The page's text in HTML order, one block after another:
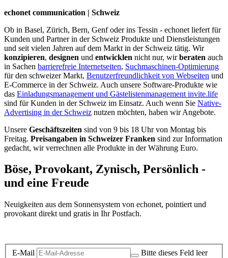
echonet communication | Schweiz
Ob in Basel, Zürich, Bern, Genf oder ins Tessin - echonet liefert für
Kunden und Partner in der Schweiz Produkte und Dienstleistungen
und seit vielen Jahren auf dem Markt in der Schweiz tätig. Wir
konzipieren, designen und entwicklen nicht nur, wirberaten auch
in Sachen barrierefreie Internetseiten, Suchmaschinen-Optimierung
für den schweizer Markt, Benutzerfreundlichkeit von Webseiten und
E-Commerce in der Schweiz. Auch unsere Software-Produkte wie
das Einladungsmanagement und Gästelistenmanagement invite.life
sind für Kunden in der Schweiz im Einsatz. Auch wenn Sie Native-
Advertising in der Schweiz nutzen möchten, haben wir Angebote.
Unsere Geschäftszeiten sind von 9 bis 18 Uhr von Montag bis
Freitag. Preisangaben in Schweizer Franken sind zur Information
gedacht, wir verrechnen alle Produkte in der Währung Euro.
Böse, Provokant, Zynisch, Persönlich -
und eine Freude
Neuigkeiten aus dem Sonnensystem von echonet, pointiert und
provokant direkt und gratis in Ihr Postfach.
E-Mail
Bitte dieses Feld leer